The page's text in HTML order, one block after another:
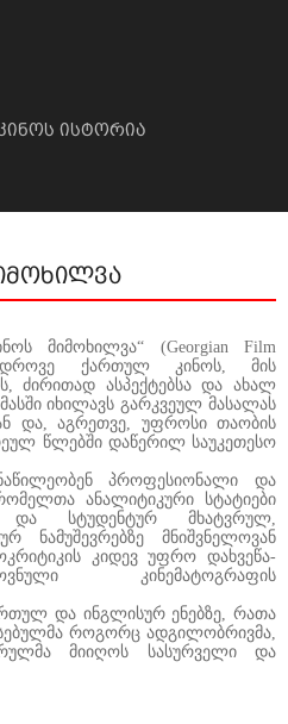
ისტორია
მიმოხილვა“ (Georgian Film
ქართულ კინოს, მის
ძირითად ასპექტებსა და ახალ
იხილავს გარკვეულ მასალას
და, აგრეთვე, უფროსი თაობის
წლებში დაწერილ საუკეთესო
პროფესიონალი და
ანალიტიკური სტატიები
სტუდენტურ მხატვრულ,
ნამუშევრებზე მნიშვნელოვან
კიდევ უფრო დახვეწა-
კინემატოგრაფის
და ინგლისურ ენებზე, რათა
როგორც ადგილობრივმა,
მიიღოს სასურველი და